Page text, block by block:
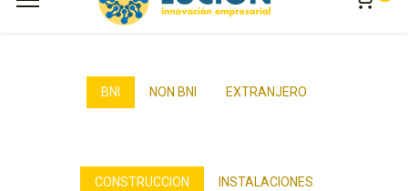
BNI NON BNI EXTRANJERO
CONSTRUCCION INSTALACIONES